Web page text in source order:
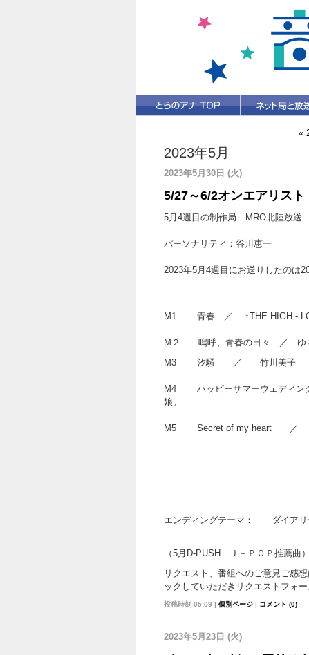
«
2023年5月
2023年5月30日 (火)
5/27～6/2オンエアリスト
5月4週目の制作局 MRO北陸放送
パーソナリティ：谷川恵一
2023年5月4週目にお送りしたのは
M1 青春 ／ ↑THE HIGH -
M２ 嗚呼、青春の日々 ／
M3 汐騒 ／ 竹川美子 （5
M4 ハッピーサマーウェデ
娘
M5 Secret of
エンディングテーマ： ダイ
（5月D-PUSH Ｊ－ＰＯＰ推薦曲）
リクエスト、番組へのご意見ご感
ックしていただきリクエストフォ
投稿時刻 05:09 | 個別ページ | コメント (0)
2023年5月23日 (火)